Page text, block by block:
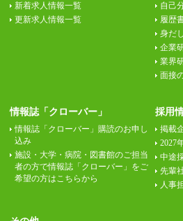
新着求人情報一覧
更新求人情報一覧
自己
履歴
身だ
企業
業界
面接
情報誌「クローバー」
情報誌「クローバー」購読のお申し
込み
施設・大学・病院・図書館のご担当
者の方で情報誌「クローバー」をご
希望の方はこちらから
採用
掲載
2027
中途
先輩
人事